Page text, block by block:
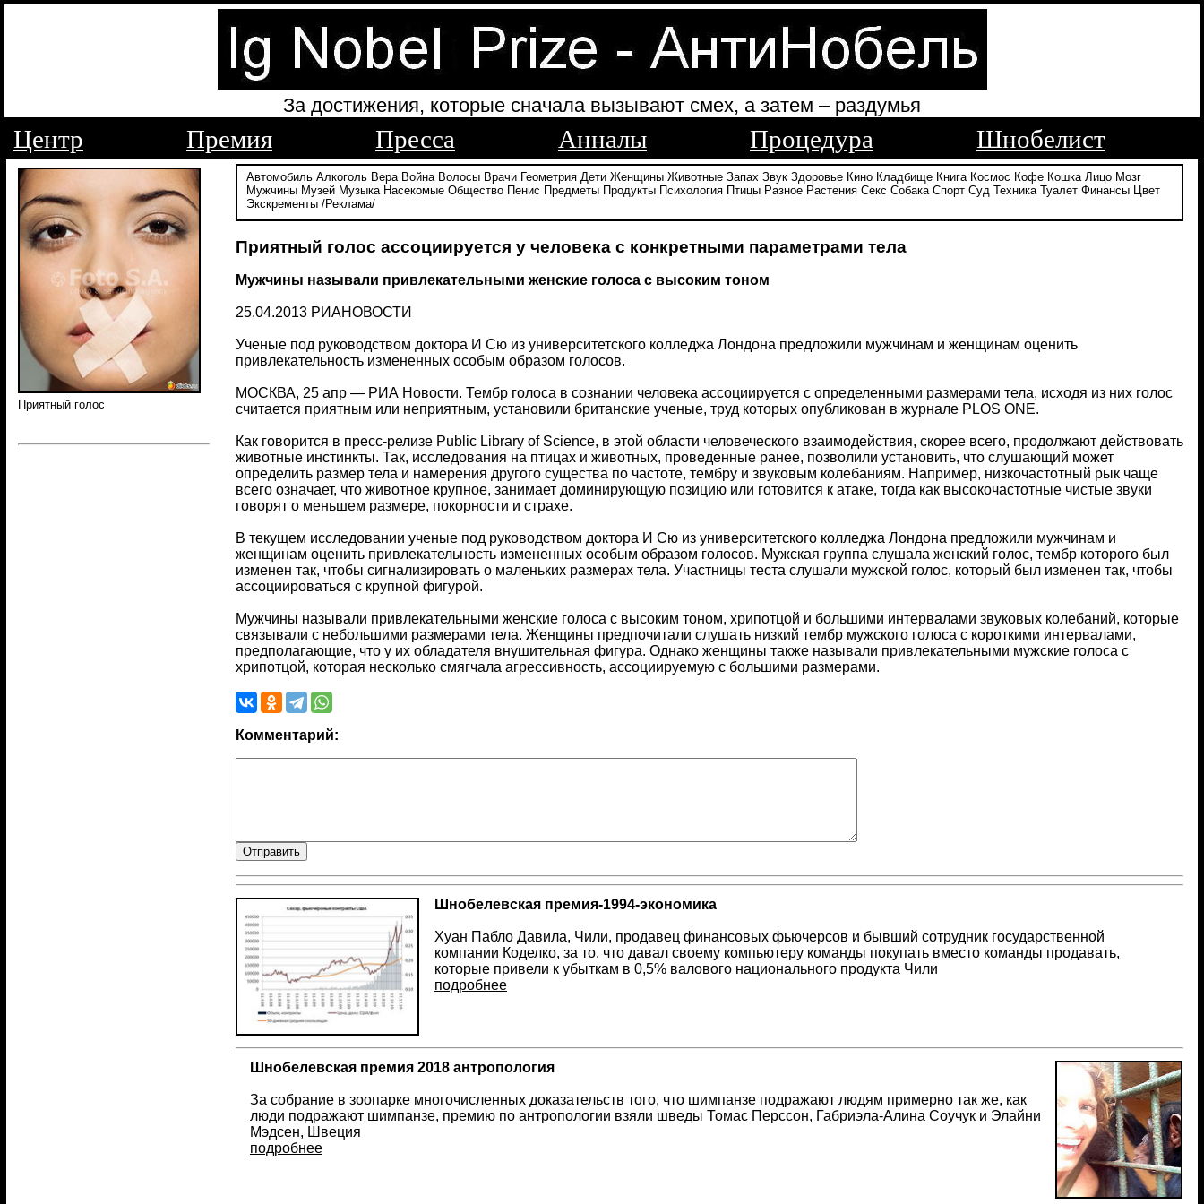
За достижения, которые сначала вызывают смех, а затем – раздумья
Центр Премия Пресса Анналы Процедура Шнобелист
Приятный голос
Автомобиль Алкоголь Вера Война Волосы Врачи Геометрия Дети Женщины Животные Запах Звук Здоровье Кино Кладбище Книга Космос Кофе Кошка Лицо Мозг
Мужчины Музей Музыка Насекомые Общество Пенис Предметы Продукты Психология Птицы Разное Растения Секс Собака Спорт Суд Техника Туалет Финансы
Цвет
Экскременты /Реклама/
Приятный голос ассоциируется у человека с конкретными параметрами тела
Мужчины называли привлекательными женские голоса с высоким тоном
25.04.2013 РИАНОВОСТИ
Ученые под руководством доктора И Сю из университетского колледжа Лондона предложили мужчинам и женщинам оценить
привлекательность измененных особым образом голосов.
МОСКВА, 25 апр — РИА Новости. Тембр голоса в сознании человека ассоциируется с определенными размерами тела, исходя из них голос
считается приятным или неприятным, установили британские ученые, труд которых опубликован в журнале PLOS ONE.
Как говорится в пресс-релизе Public Library of Science, в этой области человеческого взаимодействия, скорее всего, продолжают действовать
животные инстинкты. Так, исследования на птицах и животных, проведенные ранее, позволили установить, что слушающий может
определить размер тела и намерения другого существа по частоте, тембру и звуковым колебаниям. Например, низкочастотный рык чаще
всего означает, что животное крупное, занимает доминирующую позицию или готовится к атаке, тогда как высокочастотные чистые звуки
говорят о меньшем размере, покорности и страхе.
В текущем исследовании ученые под руководством доктора И Сю из университетского колледжа Лондона предложили мужчинам и
женщинам оценить привлекательность измененных особым образом голосов. Мужская группа слушала женский голос, тембр которого был
изменен так, чтобы сигнализировать о маленьких размерах тела. Участницы теста слушали мужской голос, который был изменен так, чтобы
ассоциироваться с крупной фигурой.
Мужчины называли привлекательными женские голоса с высоким тоном, хрипотцой и большими интервалами звуковых колебаний, которые
связывали с небольшими размерами тела. Женщины предпочитали слушать низкий тембр мужского голоса с короткими интервалами,
предполагающие, что у их обладателя внушительная фигура. Однако женщины также называли привлекательными мужские голоса с
хрипотцой, которая несколько смягчала агрессивность, ассоциируемую с большими размерами.
Комментарий:
Шнобелевская премия-1994-экономика
Хуан Пабло Давила, Чили, продавец финансовых фьючерсов и бывший сотрудник государственной
компании Коделко, за то, что давал своему компьютеру команды покупать вместо команды продавать,
которые привели к убыткам в 0,5% валового национального продукта Чили
подробнее
Шнобелевская премия 2018 антропология
За собрание в зоопарке многочисленных доказательств того, что шимпанзе подражают людям примерно так же, как
люди подражают шимпанзе, премию по антропологии взяли шведы Томас Перссон, Габриэла-Алина Соучук и Элайни
Мэдсен, Швеция
подробнее